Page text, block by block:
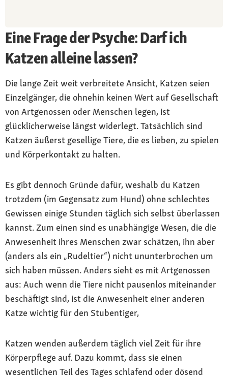
Eine Frage der Psyche: Darf ich
Katzen alleine lassen?
Die lange Zeit weit verbreitete Ansicht, Katzen seien
Einzelgänger, die ohnehin keinen Wert auf Gesellschaft
von Artgenossen oder Menschen legen, ist
glücklicherweise längst widerlegt. Tatsächlich sind
Katzen äußerst gesellige Tiere, die es lieben, zu spielen
und Körperkontakt zu halten.
Es gibt dennoch Gründe dafür, weshalb du Katzen
trotzdem (im Gegensatz zum Hund) ohne schlechtes
Gewissen einige Stunden täglich sich selbst überlassen
kannst. Zum einen sind es unabhängige Wesen, die die
Anwesenheit ihres Menschen zwar schätzen, ihn aber
(anders als ein „Rudeltier“) nicht ununterbrochen um
sich haben müssen. Anders sieht es mit Artgenossen
aus: Auch wenn die Tiere nicht pausenlos miteinander
beschäftigt sind, ist die Anwesenheit einer anderen
Katze wichtig für den Stubentiger,
Katzen wenden außerdem täglich viel Zeit für ihre
Körperpflege auf. Dazu kommt, dass sie einen
wesentlichen Teil des Tages schlafend oder dösend